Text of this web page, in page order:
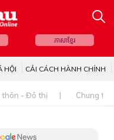
ភាសាខ្មែរ
HỘI CẢI CÁCH HÀNH CHÍNH
thôn - Đô thị Chung